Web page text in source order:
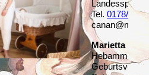
Tel. 0178/
Marietta
Hebamme